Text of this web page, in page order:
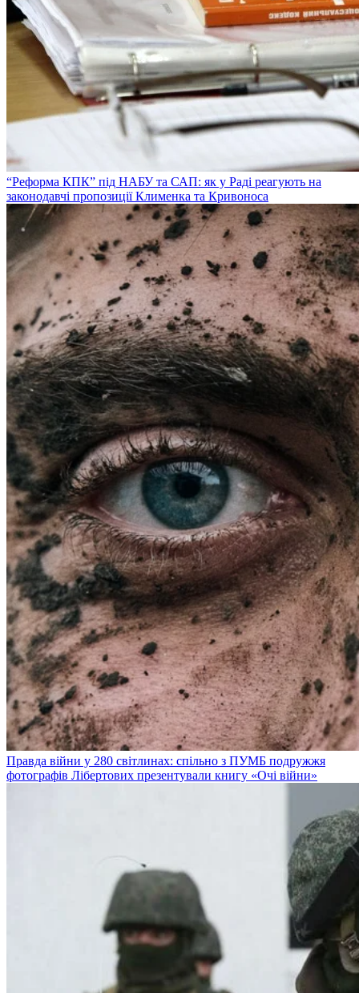
“Реформа КПК” під НАБУ та САП: як у Раді реагують на
законодавчі пропозиції Клименка та Кривоноса
Правда війни у 280 світлинах: спільно з ПУМБ подружжя
фотографів Лібертових презентували книгу «Очі війни»